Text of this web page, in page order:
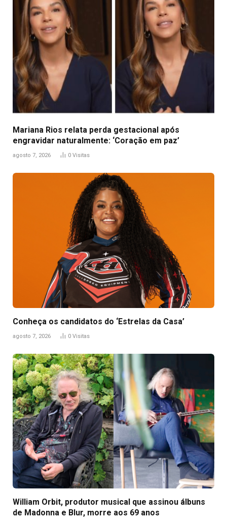
Mariana Rios relata perda gestacional após
engravidar naturalmente: ‘Coração em paz’
agosto 7, 2026 0 Visitas
Conheça os candidatos do ‘Estrelas da Casa’
agosto 7, 2026 0 Visitas
William Orbit, produtor musical que assinou álbuns
de Madonna e Blur, morre aos 69 anos